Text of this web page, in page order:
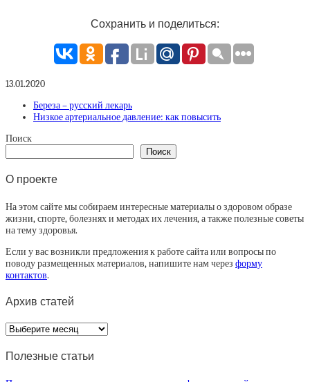
Сохранить и поделиться:
13.01.2020
Береза – русский лекарь
Низкое артериальное давление: как повысить
Поиск
Поиск
О проекте
На этом сайте мы собираем интересные материалы о здоровом образе
жизни, спорте, болезнях и методах их лечения, а также полезные советы
на тему здоровья.
Если у вас возникли предложения к работе сайта или вопросы по
поводу размещенных материалов, напишите нам через форму
контактов.
Архив статей
Архив
статей
Полезные статьи